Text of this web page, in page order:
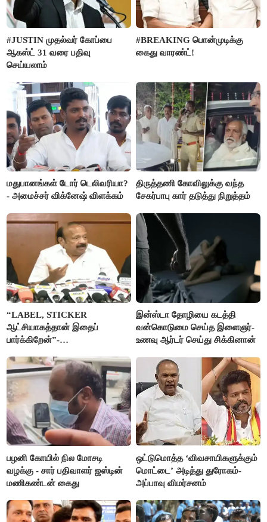
#JUSTIN முதல்வர் கோப்பை
ஆகஸ்ட் 31 வரை பதிவு
செய்யலாம்
#BREAKING பொன்முடிக்கு
கைது வாரண்ட்!
மதுபானங்கள் டோர் டெலிவரியா?
- அமைச்சர் விக்னேஷ் விளக்கம்
திருத்தணி கோவிலுக்கு வந்த
சேகர்பாபு கார் தடுத்து நிறுத்தம்
“LABEL, STICKER
ஆட்சியாகத்தான் இதைப்
பார்க்கிறேன்”-
இன்ஸ்டா தோழியை கடத்தி
வன்கொடுமை செய்த இளைஞர்-
உணவு ஆர்டர் செய்து சிக்கினான்
பழனி கோயில் நில மோசடி
வழக்கு - சார் பதிவாளர் ஜஸ்டின்
மணிகண்டன் கைது
ஒட்டுமொத்த ‘விவசாயிகளுக்கும்
மொட்டை’ அடித்து துரோகம்-
அப்பாவு விமர்சனம்